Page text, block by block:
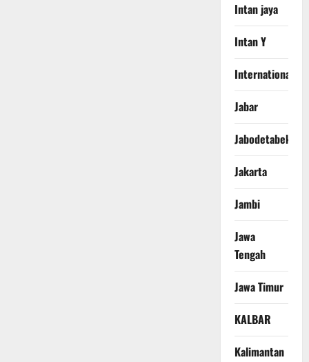
Intan jaya
Intan Y
International
Jabar
Jabodetabek
Jakarta
Jambi
Jawa
Tengah
Jawa Timur
KALBAR
Kalimantan